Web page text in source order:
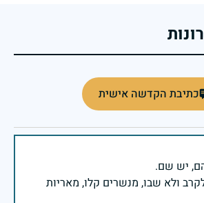
כתיבת הקדשה אישית
ולא שבו, מנשרים קלו, מאריות